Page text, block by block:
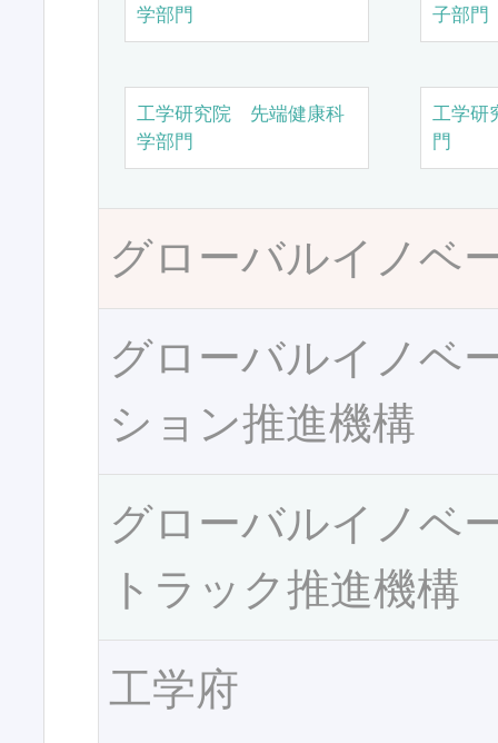
学部門
子部門
工学研究院 先端健康科
学部門
工学研
門
グローバルイノベ
グローバルイノベ
ション推進機構
グローバルイノベ
トラック推進機構
工学府